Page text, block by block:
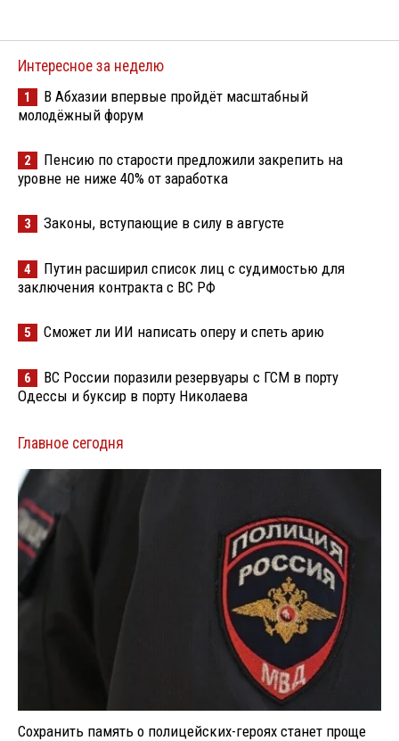
Интересное за неделю
1
В Абхазии впервые пройдёт масштабный
молодёжный форум
2
Пенсию по старости предложили закрепить на
уровне не ниже 40% от заработка
3 Законы, вступающие в силу в августе
4
Путин расширил список лиц с судимостью для
заключения контракта с ВС РФ
5 Сможет ли ИИ написать оперу и спеть арию
6
ВС России поразили резервуары с ГСМ в порту
Одессы и буксир в порту Николаева
Главное сегодня
Сохранить память о полицейских-героях станет проще